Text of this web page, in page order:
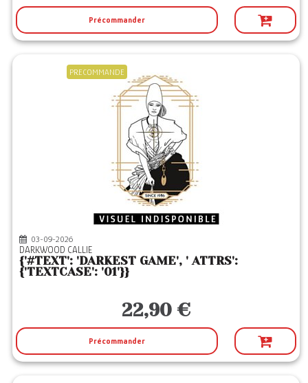
Précommander
PRECOMMANDE
03-09-2026
DARKWOOD CALLIE
{'#TEXT': 'DARKEST GAME', ' ATTRS':
{'TEXTCASE': '01'}}
22,90 €
Précommander